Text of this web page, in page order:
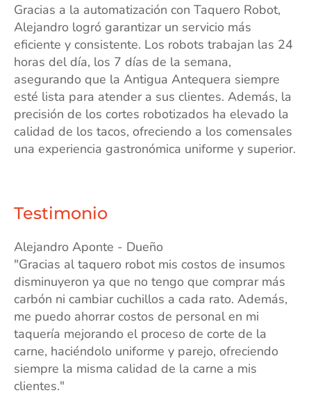
Gracias a la automatización con Taquero Robot,
Alejandro logró garantizar un servicio más
eficiente y consistente. Los robots trabajan las 24
horas del día, los 7 días de la semana,
asegurando que la Antigua Antequera siempre
esté lista para atender a sus clientes. Además, la
precisión de los cortes robotizados ha elevado la
calidad de los tacos, ofreciendo a los comensales
una experiencia gastronómica uniforme y superior.
Testimonio
Alejandro Aponte - Dueño
"Gracias al taquero robot mis costos de insumos
disminuyeron ya que no tengo que comprar más
carbón ni cambiar cuchillos a cada rato. Además,
me puedo ahorrar costos de personal en mi
taquería mejorando el proceso de corte de la
carne, haciéndolo uniforme y parejo, ofreciendo
siempre la misma calidad de la carne a mis
clientes."